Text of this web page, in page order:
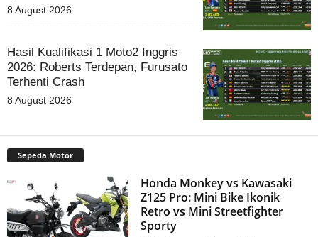
8 August 2026
Hasil Kualifikasi 1 Moto2 Inggris
2026: Roberts Terdepan, Furusato
Terhenti Crash
8 August 2026
Sepeda Motor
Honda Monkey vs Kawasaki
Z125 Pro: Mini Bike Ikonik
Retro vs Mini Streetfighter
Sporty